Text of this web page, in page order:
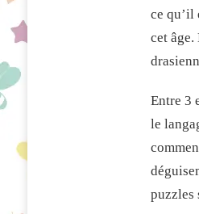
ce qu’il
cet
Entre 3
le
puzzles